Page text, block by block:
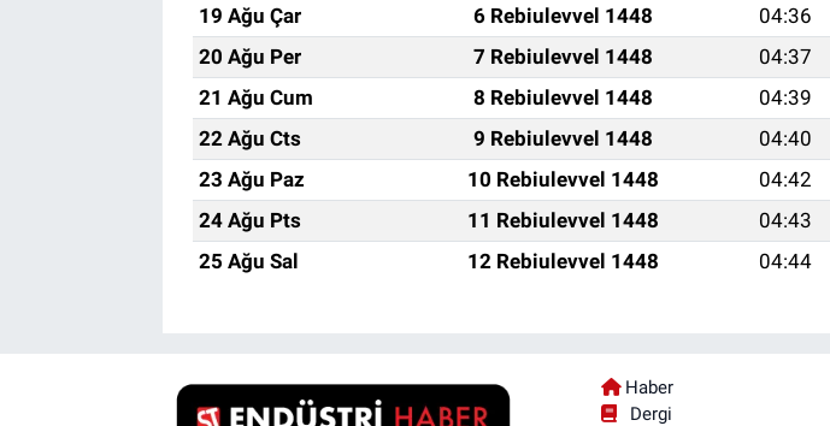
19 Ağu Çar
6 Rebiulevvel 1448 04:36
20 Ağu Per
7 Rebiulevvel 1448 04:37
21 Ağu Cum
8 Rebiulevvel 1448 04:39
22 Ağu Cts
9 Rebiulevvel 1448 04:40
23 Ağu Paz
10 Rebiulevvel 1448 04:42
24 Ağu Pts
11 Rebiulevvel 1448 04:43
25 Ağu Sal
12 Rebiulevvel 1448 04:44
Haber
Dergi